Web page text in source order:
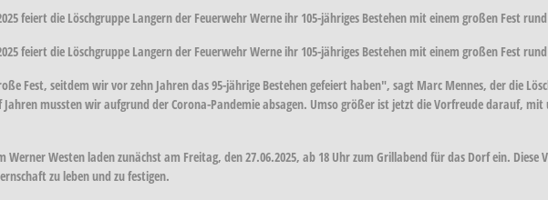
feiert die Löschgruppe Langern der Feuerwehr Werne ihr 105-jähriges Bestehen mit einem großen Fest
feiert die Löschgruppe Langern der Feuerwehr Werne ihr 105-jähriges Bestehen mit einem großen Fest
Fest, seitdem wir vor zehn Jahren das 95-jährige Bestehen gefeiert haben", sagt Marc Mennes, der die
mussten wir aufgrund der Corona-Pandemie absagen. Umso größer ist jetzt die Vorfreude darauf,
Werner Westen laden zunächst am Freitag, den 27.06.2025, ab 18 Uhr zum Grillabend für das Dorf ein.
zu leben und zu festigen.